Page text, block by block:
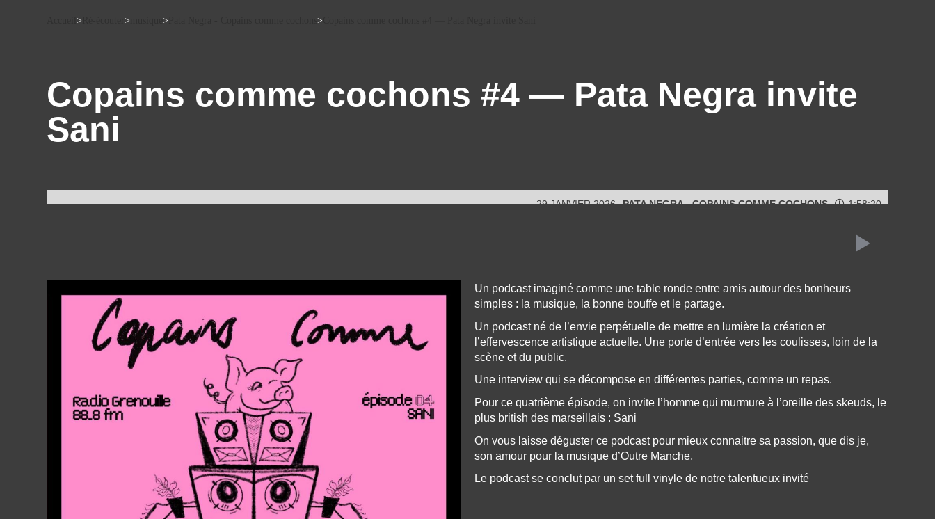
> > > >
Copains comme cochons #4 — Pata Negra invite
Sani
29 JANVIER 2026 PATA NEGRA - COPAINS COMME COCHONS 1:58:20
Un podcast imaginé comme une table ronde entre amis autour des bonheurs
simples : la musique, la bonne bouffe et le partage.
Un podcast né de l’envie perpétuelle de mettre en lumière la création et
l’effervescence artistique actuelle. Une porte d’entrée vers les coulisses, loin de la
scène et du public.
Une interview qui se décompose en différentes parties, comme un repas.
Pour ce quatrième épisode, on invite l’homme qui murmure à l’oreille des skeuds, le
plus british des marseillais : Sani
On vous laisse déguster ce podcast pour mieux connaitre sa passion, que dis je,
son amour pour la musique d’Outre Manche,
Le podcast se conclut par un set full vinyle de notre talentueux invité